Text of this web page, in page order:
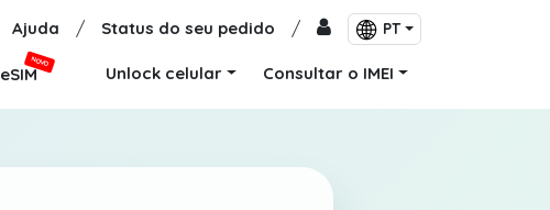
Ajuda / Status do seu pedido / PT
eSIM
NOVO
Unlock celular Consultar o IMEI